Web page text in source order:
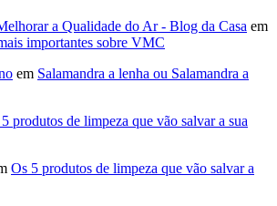
a Qualidade do Ar - Blog da Casa em
importantes sobre VMC
em Salamandra a lenha ou Salamandra a
produtos de limpeza que vão salvar a sua
Os 5 produtos de limpeza que vão salvar a